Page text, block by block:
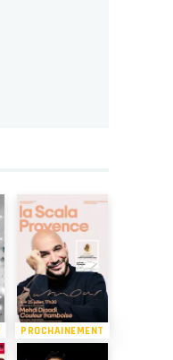
PROCHAINEMENT